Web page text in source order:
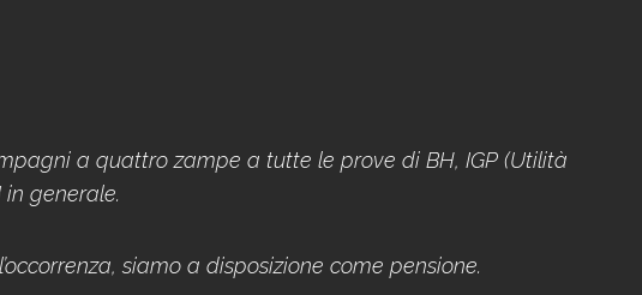
a quattro zampe a tutte le prove di BH, IGP (Utilità
in generale.
siamo a disposizione come pensione.